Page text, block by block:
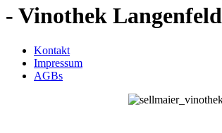
- Vinothek Langenfeld
Kontakt
Impressum
AGBs